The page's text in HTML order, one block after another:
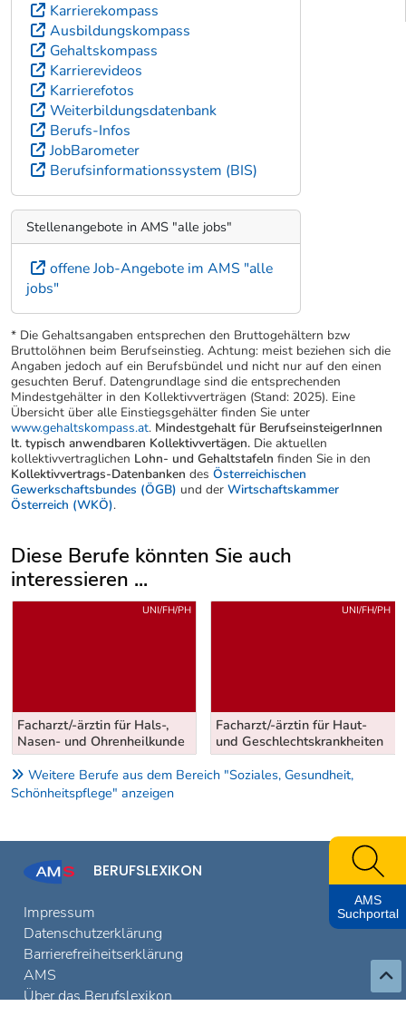
Karrierekompass
Ausbildungskompass
Gehaltskompass
Karrierevideos
Karrierefotos
Weiterbildungsdatenbank
Berufs-Infos
JobBarometer
Berufsinformationssystem (BIS)
Stellenangebote in AMS "alle jobs"
offene Job-Angebote im AMS "alle
jobs"
* Die Gehaltsangaben entsprechen den Bruttogehältern bzw
Bruttolöhnen beim Berufseinstieg. Achtung: meist beziehen sich die
Angaben jedoch auf ein Berufsbündel und nicht nur auf den einen
gesuchten Beruf. Datengrundlage sind die entsprechenden
Mindestgehälter in den Kollektivverträgen (Stand: 2025). Eine
Übersicht über alle Einstiegsgehälter finden Sie unter
www.gehaltskompass.at. Mindestgehalt für BerufseinsteigerInnen
lt. typisch anwendbaren Kollektivvertägen. Die aktuellen
kollektivvertraglichen Lohn- und Gehaltstafeln finden Sie in den
Kollektivvertrags-Datenbanken des Österreichischen
Gewerkschaftsbundes (ÖGB) und der Wirtschaftskammer
Österreich (WKÖ).
Diese Berufe könnten Sie auch
interessieren ...
Uber weitere Berufsvorschläge
Facharzt/-ärztin für Hals-,
Nasen- und Ohrenheilkunde
UNI/FH/PH
Facharzt/-ärztin für Haut-
und Geschlechtskrankheiten
UNI/FH/PH
Weitere Berufe aus dem Bereich "Soziales, Gesundheit,
Schönheitspflege" anzeigen
BERUFSLEXIKON
Impressum
Datenschutzerklärung
Barrierefreiheitserklärung
AMS
Über das Berufslexikon
AMS
Suchportal